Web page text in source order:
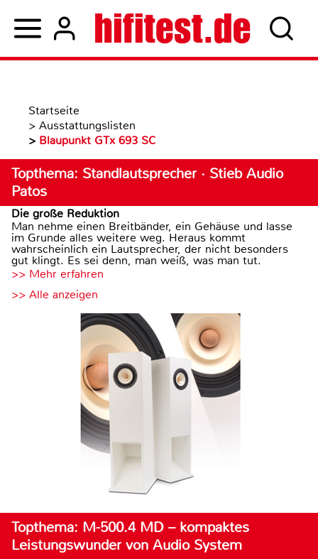
Startseite
> Ausstattungslisten
> Blaupunkt GTx 693 SC
Topthema: Standlautsprecher · Stieb Audio
Patos
Die große Reduktion
Man nehme einen Breitbänder, ein Gehäuse und lasse
im Grunde alles weitere weg. Heraus kommt
wahrscheinlich ein Lautsprecher, der nicht besonders
gut klingt. Es sei denn, man weiß, was man tut.
>> Mehr erfahren
>> Alle anzeigen
Topthema: M-500.4 MD – kompaktes
Leistungswunder von Audio System